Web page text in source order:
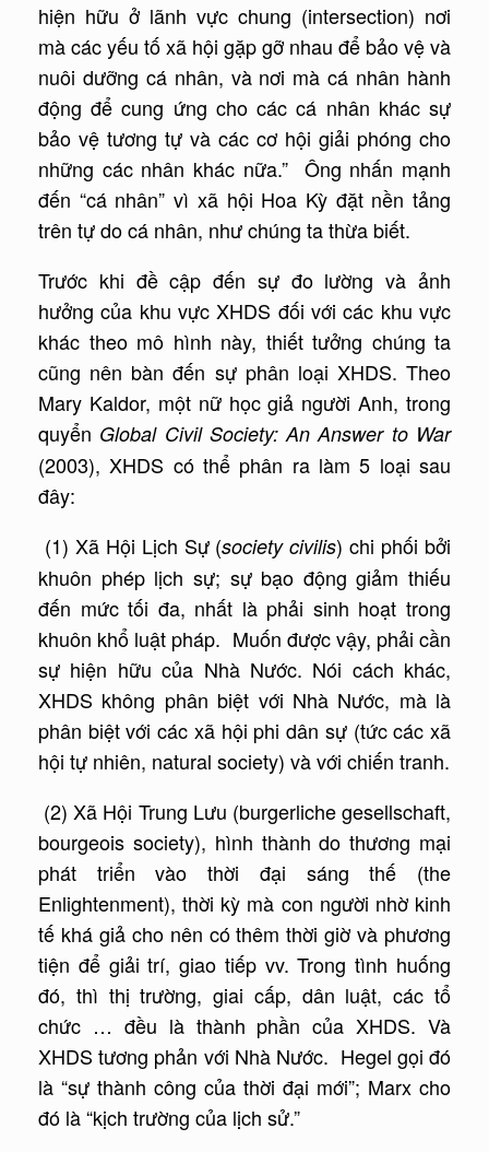
hiện hữu ở lãnh vực chung (intersection) nơi
mà các yếu tố xã hội gặp gỡ nhau để bảo vệ và
nuôi dưỡng cá nhân, và nơi mà cá nhân hành
động để cung ứng cho các cá nhân khác sự
bảo vệ tương tự và các cơ hội giải phóng cho
những các nhân khác nữa.” Ông nhấn mạnh
đến “cá nhân” vì xã hội Hoa Kỳ đặt nền tảng
trên tự do cá nhân, như chúng ta thừa biết.
Trước khi đề cập đến sự đo lường và ảnh
hưởng của khu vực XHDS đối với các khu vực
khác theo mô hình này, thiết tưởng chúng ta
cũng nên bàn đến sự phân loại XHDS. Theo
Mary Kaldor, một nữ học giả người Anh, trong
quyển Global Civil Society: An Answer to War
(2003), XHDS có thể phân ra làm 5 loại sau
đây:
(1) Xã Hội Lịch Sự (society civilis) chi phối bởi
khuôn phép lịch sự; sự bạo động giảm thiếu
đến mức tối đa, nhất là phải sinh hoạt trong
khuôn khổ luật pháp. Muốn được vậy, phải cần
sự hiện hữu của Nhà Nước. Nói cách khác,
XHDS không phân biệt với Nhà Nước, mà là
phân biệt với các xã hội phi dân sự (tức các xã
hội tự nhiên, natural society) và với chiến tranh.
(2) Xã Hội Trung Lưu (burgerliche gesellschaft,
bourgeois society), hình thành do thương mại
phát triển vào thời đại sáng thế (the
Enlightenment), thời kỳ mà con người nhờ kinh
tế khá giả cho nên có thêm thời giờ và phương
tiện để giải trí, giao tiếp vv. Trong tình huống
đó, thì thị trường, giai cấp, dân luật, các tổ
chức … đều là thành phần của XHDS. Và
XHDS tương phản với Nhà Nước. Hegel gọi đó
là “sự thành công của thời đại mới”; Marx cho
đó là “kịch trường của lịch sử.”